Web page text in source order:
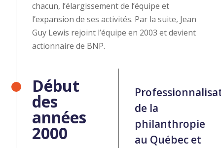
chacun, l’élargissement de l’équipe et
l’expansion de ses activités. Par la suite, Jean
Guy Lewis rejoint l’équipe en 2003 et devient
actionnaire de BNP.
Début
des
années
2000
de la
philanthropie
au Québec et